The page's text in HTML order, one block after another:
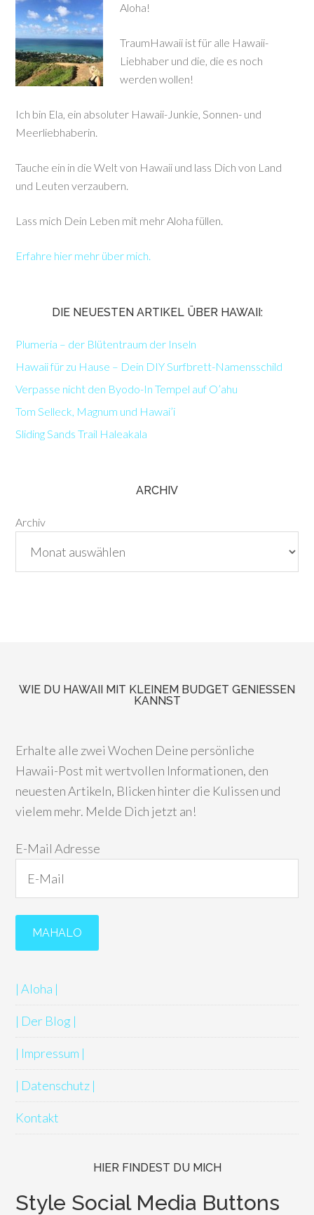
Aloha!
TraumHawaii ist für alle Hawaii-
Liebhaber und die, die es noch
werden wollen!
Ich bin Ela, ein absoluter Hawaii-Junkie, Sonnen- und
Meerliebhaberin.
Tauche ein in die Welt von Hawaii und lass Dich von Land
und Leuten verzaubern.
Lass mich Dein Leben mit mehr Aloha füllen.
Erfahre hier mehr über mich.
DIE NEUESTEN ARTIKEL ÜBER HAWAII:
Plumeria – der Blütentraum der Inseln
Hawaii für zu Hause – Dein DIY Surfbrett-Namensschild
Verpasse nicht den Byodo-In Tempel auf O’ahu
Tom Selleck, Magnum und Hawai’i
Sliding Sands Trail Haleakala
ARCHIV
Archiv
WIE DU HAWAII MIT KLEINEM BUDGET GENIESSEN K
ANNST
Erhalte alle zwei Wochen Deine persönliche
Hawaii-Post mit wertvollen Informationen, den
neuesten Artikeln, Blicken hinter die Kulissen und
vielem mehr. Melde Dich jetzt an!
E-Mail Adresse
| Aloha |
| Der Blog |
| Impressum |
| Datenschutz |
Kontakt
HIER FINDEST DU MICH
Style Social Media Buttons